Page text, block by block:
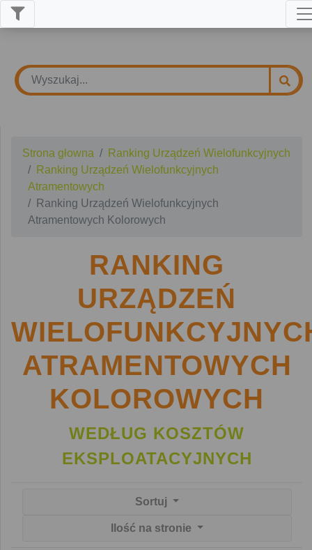
Strona głowna
Ranking Urządzeń Wielofunkcyjnych
Ranking Urządzeń Wielofunkcyjnych
Atramentowych
Ranking Urządzeń Wielofunkcyjnych
Atramentowych Kolorowych
RANKING
URZĄDZEŃ
ATRAMENTOWYCH
KOLOROWYCH
WEDŁUG KOSZTÓW
EKSPLOATACYJNYCH
Sortuj
Ilość na stronie